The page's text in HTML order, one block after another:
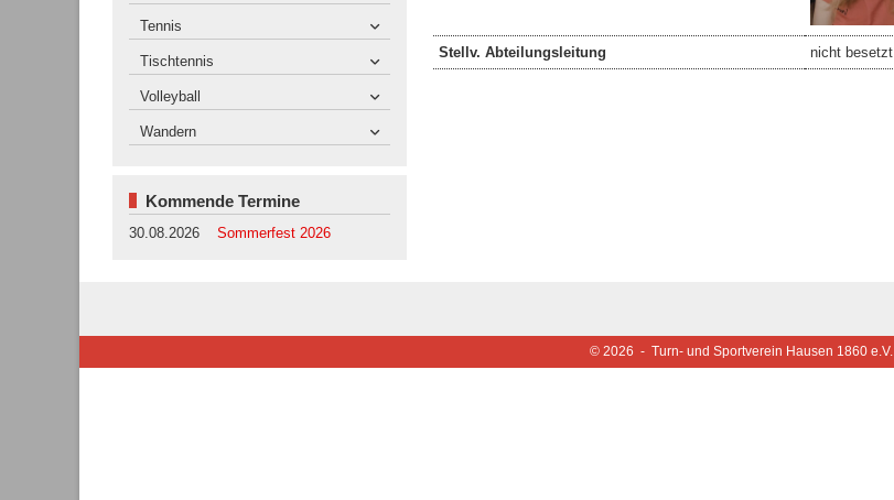
Tennis
Tischtennis
Volleyball
Wandern
Kommende Termine
30.08.2026 Sommerfest 2026
Stellv. Abteilungsleitung nicht besetzt
© 2026 - Turn- und Sportverein Hausen 1860 e.V.